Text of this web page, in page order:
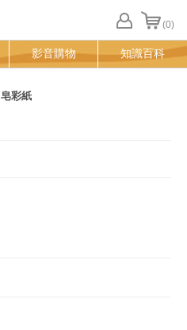
(0)
FB
登
影音購物 知識百科
皂彩紙